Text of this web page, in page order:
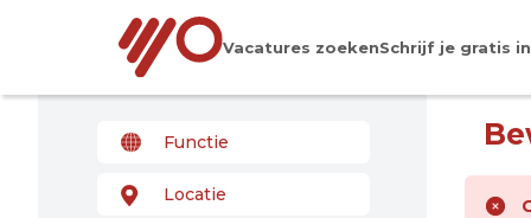
Vacatures zoekenSchrijf je gratis in